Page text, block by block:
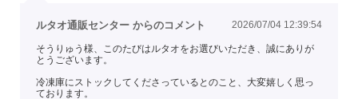
ルタオ通販センター からのコメント 2026/07/04 12:39:54
そうりゅう様、このたびはルタオをお選びいただき、誠にありが
とうございます。
冷凍庫にストックしてくださっているとのこと、大変嬉しく思っ
ております。